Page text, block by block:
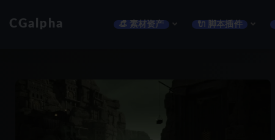
CGalpha 👒 素材资产 🔌 脚本插件